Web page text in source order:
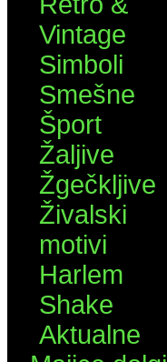
Vintage
Simboli
Smešne
Šport
Žaljive
Žgečkljive
Živalski
motivi
Harlem
Shake
Aktualne